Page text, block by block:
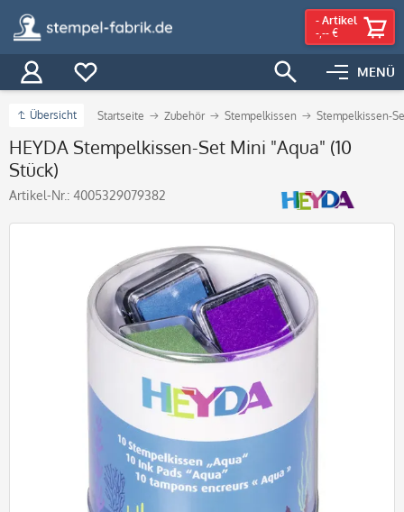
MENÜ
- Artikel
-,-- €
Übersicht Startseite Zubehör Stempelkissen Stempelkissen-
HEYDA Stempelkissen-Set Mini "Aqua" (10
Stück)
Artikel-Nr.: 4005329079382